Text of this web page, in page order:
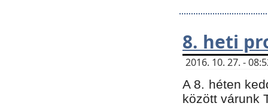
8. heti
2016. 10. 27. -
A 8. héten
között várunk